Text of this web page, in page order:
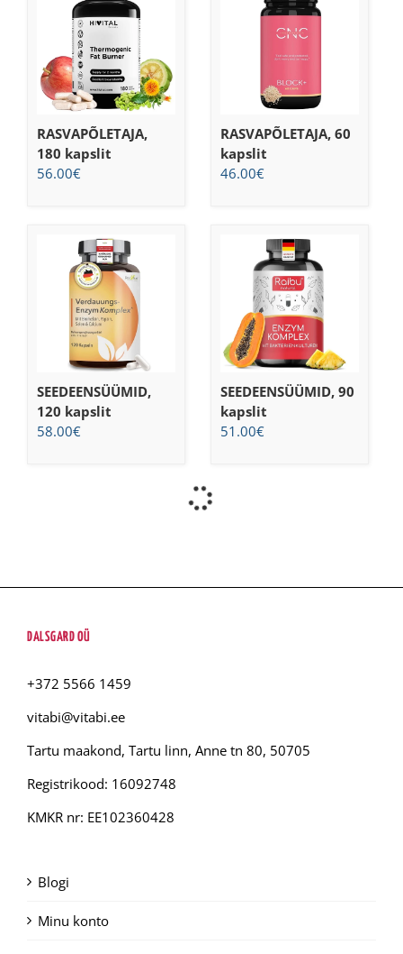
RASVAPÕLETAJA,
180 kapslit
56.00€
RASVAPÕLETAJA, 60
kapslit
46.00€
SEEDEENSÜÜMID,
120 kapslit
58.00€
SEEDEENSÜÜMID, 90
kapslit
51.00€
DALSGARD OÜ
+372 5566 1459
vitabi@vitabi.ee
Tartu maakond, Tartu linn, Anne tn 80, 50705
Registrikood: 16092748
KMKR nr: EE102360428
Blogi
Minu konto